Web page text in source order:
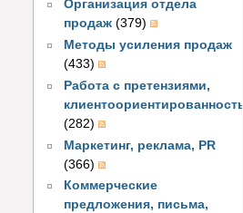
Организация отдела
продаж (379)
Методы усиления продаж
(433)
Работа с претензиями,
клиентоориентированность
(282)
Маркетинг, реклама, PR
(366)
Коммерческие
предложения, письма,